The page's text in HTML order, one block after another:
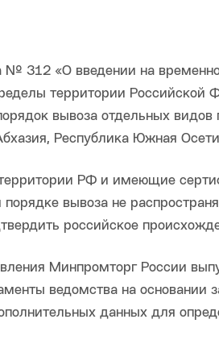
№ 312 «О введении на
территории
вывоза отдельных
Республика Южная
РФ и имеющие
вывоза не
российское
Минпромторг России
ведомства на
данных для